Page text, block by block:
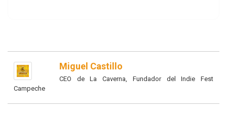
Miguel Castillo
CEO de La Caverna, Fundador del Indie Fest
Campeche